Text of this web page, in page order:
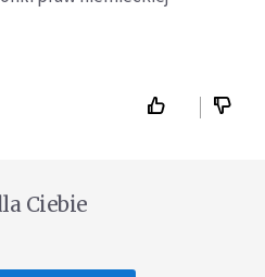
Ciebie